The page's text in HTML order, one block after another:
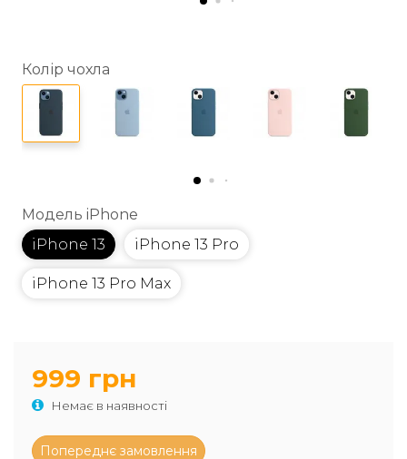
Колір чохла
Модель iPhone
iPhone 13
iPhone 13 Pro
iPhone 13 Pro Max
999 грн
Немає в наявності